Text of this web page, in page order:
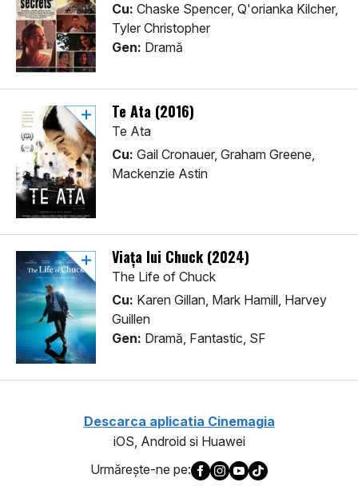
Cu: Chaske Spencer, Q'orianka Kilcher,
Tyler Christopher
Gen: Dramă
Te Ata (2016)
Te Ata
Cu: Gail Cronauer, Graham Greene,
Mackenzie Astin
Viața lui Chuck (2024)
The Life of Chuck
Cu: Karen Gillan, Mark Hamill, Harvey
Guillen
Gen: Dramă, Fantastic, SF
Descarca aplicatia Cinemagia
iOS, Android si Huawei
Urmăreşte-ne pe: